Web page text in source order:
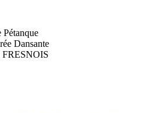
Pétanque
Dansante